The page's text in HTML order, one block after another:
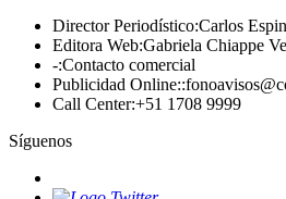
Director Periodístico:Carlos
Editora Web:Gabriela Chiappe
-:Contacto comercial
Publicidad Online::
Call Center:+51 1708 9999
Síguenos